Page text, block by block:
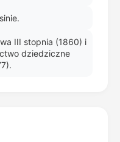
III stopnia (1860) i
dziedziczne